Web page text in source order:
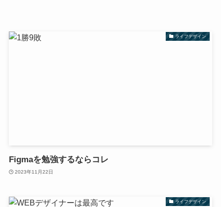
ライフデザイン
Figmaを勉強するならコレ
2023年11月22日
ライフデザイン